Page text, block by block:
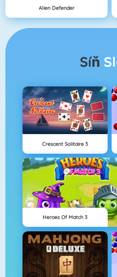
Alien Defender
Síň
Crescent Solitaire 3
Heroes Of Match 3